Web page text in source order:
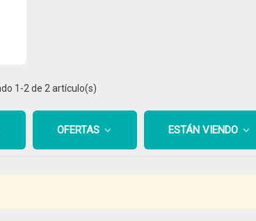
1 -2 de 2 artículo(s)
OFERTAS ESTÁN VIENDO